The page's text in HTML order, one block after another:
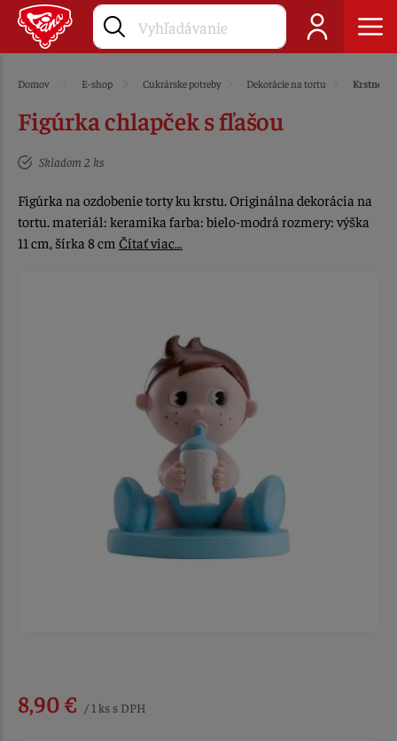
Domov E-shop Cukrárske potreby Dekorácie na tortu Krstné
Figúrka chlapček s fľašou
Skladom 2 ks
Figúrka na ozdobenie torty ku krstu. Originálna dekorácia na
tortu. materiál: keramika farba: bielo-modrá rozmery: výška
11 cm, šírka 8 cm Čítať viac…
8,90 € / 1 ks s DPH